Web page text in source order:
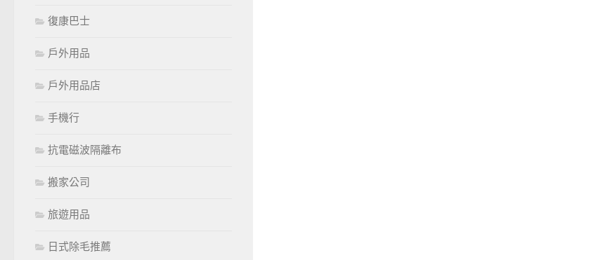
復康巴士
戶外用品
戶外用品店
手機行
抗電磁波隔離布
搬家公司
旅遊用品
日式除毛推薦